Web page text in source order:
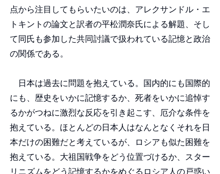
点から注目してもらいたいのは、アレクサンドル・エ
トキントの論文と訳者の平松潤奈氏による解題、そし
て同氏も参加した共同討議で扱われている記憶と政治
の関係である。
日本は過去に問題を抱えている。国内的にも国際的
にも、歴史をいかに記憶するか、死者をいかに追悼す
るかがつねに激烈な反応を引き起こす、厄介な条件を
抱えている。ほとんどの日本人はなんとなくそれを日
本だけの困難だと考えているが、ロシアも似た困難を
抱えている。大祖国戦争をどう位置づけるか、スター
リニズムをどう記憶するかをめぐるロシア人の戸惑い